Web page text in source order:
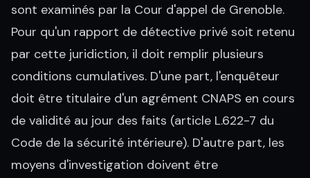
sont examinés par la Cour d'appel de Grenoble.
Pour qu'un rapport de détective privé soit retenu
par cette juridiction, il doit remplir plusieurs
conditions cumulatives. D'une part, l'enquêteur
doit être titulaire d'un agrément CNAPS en cours
de validité au jour des faits (article L.622-7 du
Code de la sécurité intérieure). D'autre part, les
moyens d'investigation doivent être